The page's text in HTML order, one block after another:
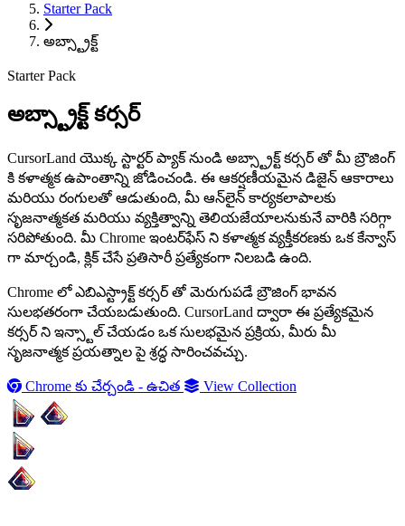
Starter Pack
అబ్స్ట్రాక్ట్
Starter Pack
అబ్స్ట్రాక్ట్ కర్సర్
CursorLand యొక్క స్టార్టర్ ప్యాక్ నుండి అబ్స్ట్రాక్ట్ కర్సర్ తో మీ బ్రౌజింగ్
కి కళాత్మక ఉపాంతాన్ని జోడించండి. ఈ ఆకర్షణీయమైన డిజైన్ ఆకారాలు
మరియు రంగులతో ఆడుతుంది, మీ ఆన్‌లైన్ కార్యకలాపాలకు
సృజనాత్మకత మరియు వ్యక్తిత్వాన్ని తెలియజేయాలనుకునే వారికి సరిగ్గా
సరిపోతుంది. మీ Chrome ఇంటర్‌ఫేస్ ని కళాత్మక వ్యక్తీకరణకు ఒక కేన్వాస్
గా మార్చండి, క్లిక్ చేసే ప్రతిసారీ ప్రత్యేకంగా నిలబడి ఉంది.
Chrome లో ఎబిఎస్ట్రాక్ట్ కర్సర్ తో మెరుగుపడే బ్రౌజింగ్ భావన
సులభతరంగా చేయబడుతుంది. CursorLand ద్వారా ఈ ప్రత్యేకమైన
కర్సర్ ని ఇన్స్టాల్ చేయడం ఒక సులభమైన ప్రక్రియ, మీరు మీ
సృజనాత్మక ప్రయత్నాల పై శ్రద్ధ సారించవచ్చు.
Chrome కు చేర్చండి - ఉచిత View Collection